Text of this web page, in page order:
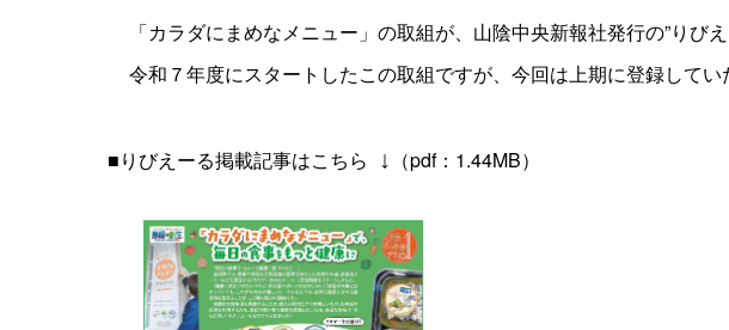
「カラダにまめなメニュー」の取組が、山陰中央新報社発行の”りびえ
令和７年度にスタートしたこの取組ですが、今回は上期に登録してい
■りびえーる掲載記事はこちら ↓ （pdf：1.44MB）